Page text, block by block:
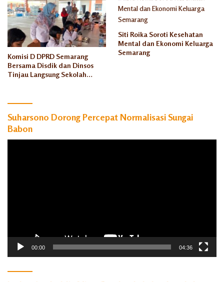
Komisi D DPRD Semarang
Bersama Disdik dan Dinsos
Tinjau Langsung Sekolah
Siti Roika Soroti Kesehatan
Mental dan Ekonomi Keluarga
Semarang
Suharsono Dorong Percepat Normalisasi Sungai
Babon
00:00 04:36